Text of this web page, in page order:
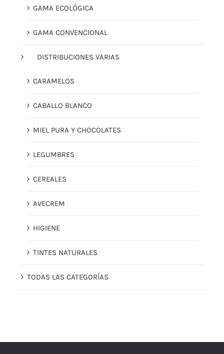
GAMA ECOLÓGICA
GAMA CONVENCIONAL
DISTRIBUCIONES VARIAS
CARAMELOS
CABALLO BLANCO
MIEL PURA Y CHOCOLATES
LEGUMBRES
CEREALES
AVECREM
HIGIENE
TINTES NATURALES
TODAS LAS CATEGORÍAS